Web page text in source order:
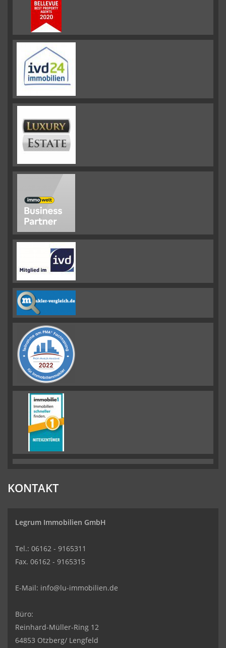
KONTAKT
Legrum Immobilien GmbH
Tel.: 06162 - 9165311
Fax. 06162 - 9165315
E-Mail: info@lu-immobilien.de
Büro:
Reinhard-Müller-Ring 12
64853 Otzberg/ Lengfeld